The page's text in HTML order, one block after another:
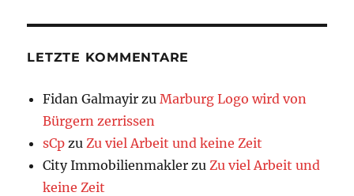
LETZTE KOMMENTARE
Fidan Galmayir zu Marburg Logo wird von
Bürgern zerrissen
sCp zu Zu viel Arbeit und keine Zeit
City Immobilienmakler zu Zu viel Arbeit und
keine Zeit